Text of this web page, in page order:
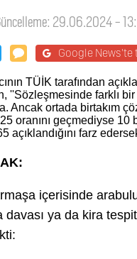
29.06.2024 -
Google News'te
TÜİK tarafından
''Sözleşmesinde farklı
Ancak ortada birtakım
oranını geçmediyse
açıklandığını farz
içerisinde
ya da kira